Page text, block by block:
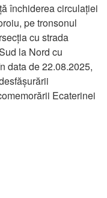
închiderea circulației
pe tronsonul
cu strada
la Nord cu
data de 22.08.2025,
Ecaterinei